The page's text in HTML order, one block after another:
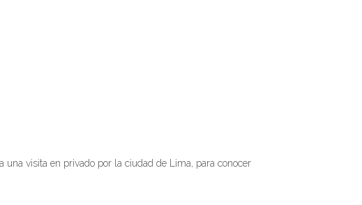
visita en privado por la ciudad de Lima, para conocer